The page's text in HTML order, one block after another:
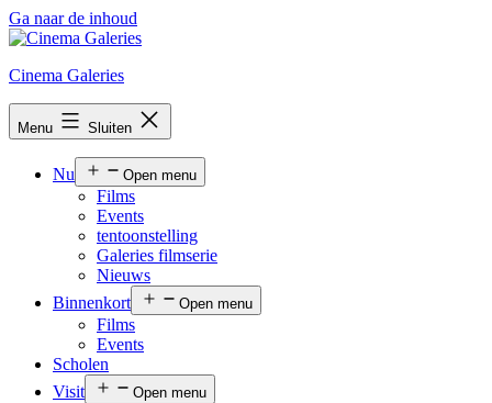
Ga naar de inhoud
Cinema Galeries
Menu Sluiten
Nu Open menu
Films
Events
tentoonstelling
Galeries filmserie
Nieuws
Binnenkort
Open menu
Films
Events
Scholen
Visit
Open menu